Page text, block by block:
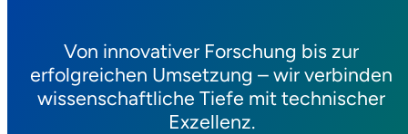
Von innovativer Forschung bis zur
erfolgreichen Umsetzung – wir verbinden
wissenschaftliche Tiefe mit technischer
Exzellenz.